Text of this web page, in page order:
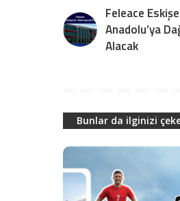
Feleace
Anadolu’ya
Alacak
Bunlar da ilginizi